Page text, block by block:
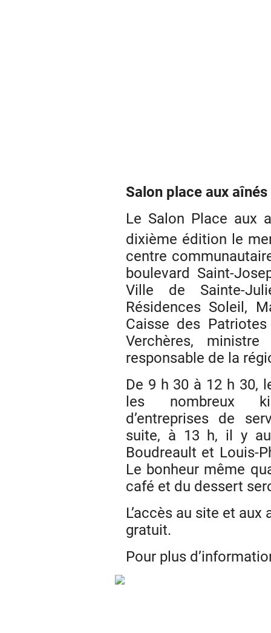
Salon place aux
Le Salon Place aux
dixième édition le
centre
boulevard Saint-
Ville de Sainte-
Résidences Soleil,
Caisse des
Verchères,
responsable de la
De 9 h 30 à 12 h 30,
les nombreux
d’entreprises de
suite, à 13 h, il y
Boudreault et Louis-
Le bonheur même
café et du dessert
L’accès au site et
gratuit.
Pour plus